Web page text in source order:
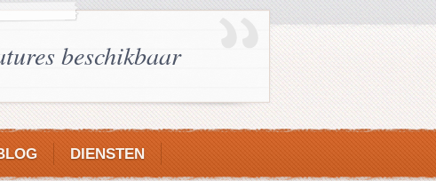
beschikbaar
DIENSTEN